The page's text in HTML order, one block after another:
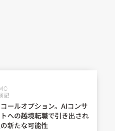
記
ールオプション。AIコンサ
への越境転職で引き出され
新たな可能性